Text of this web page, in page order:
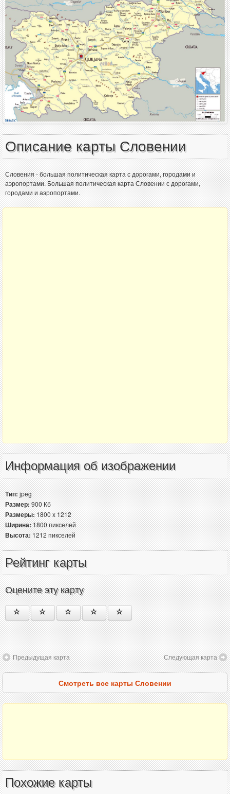
Описание карты Словении
Словения - большая политическая карта с дорогами, городами и
аэропортами. Большая политическая карта Словении с дорогами,
городами и аэропортами.
Информация об изображении
Тип:jpeg
Размер:900 Кб
Размеры:1800 x 1212
Ширина:1800 пикселей
Высота:1212 пикселей
Рейтинг карты
Оцените эту карту
Предыдущая карта Следующая карта
Смотреть все карты Словении
Похожие карты